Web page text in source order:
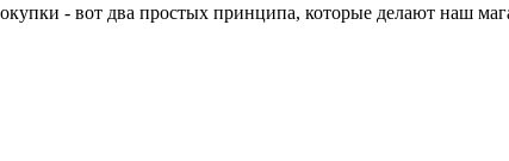
- вот два простых принципа, которые делают наш